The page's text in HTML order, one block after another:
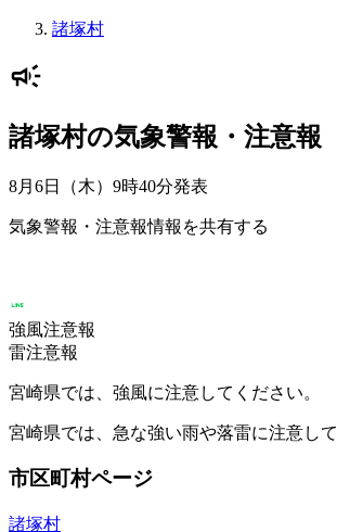
諸塚村
諸塚村の気象警報・注意報
8月6日（木）9時40分発表
気象警報・注意報情報を共有する
強風注意報
雷注意報
宮崎県では、強風に注意してください。
宮崎県では、急な強い雨や落雷に注意して
市区町村ページ
諸塚村